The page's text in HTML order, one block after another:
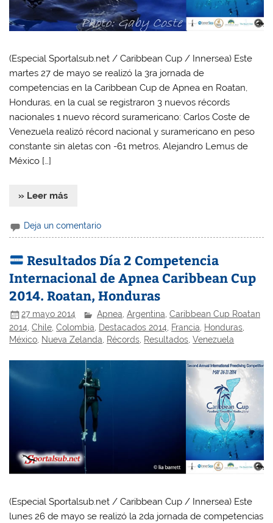
(Especial Sportalsub.net / Caribbean Cup / Innersea) Este
martes 27 de mayo se realizó la 3ra jornada de
competencias en la Caribbean Cup de Apnea en Roatan,
Honduras, en la cual se registraron 3 nuevos récords
nacionales 1 nuevo récord suramericano: Carlos Coste de
Venezuela realizó récord nacional y suramericano en peso
constante sin aletas con -61 metros, Alejandro Lemus de
México […]
» Leer más
Deja un comentario
Resultados Día 2 Competencia
Internacional de Apnea Caribbean Cup
2014. Roatan, Honduras
27 mayo 2014 Apnea,Argentina,Caribbean Cup Roatan
2014 ,Chile ,Colombia Destacados 2014 Francia Honduras
México Nueva Zelanda Récords Resultados ,Venezuela
(Especial Sportalsub.net / Caribbean Cup / Innersea) Este
lunes 26 de mayo se realizó la 2da jornada de competencias